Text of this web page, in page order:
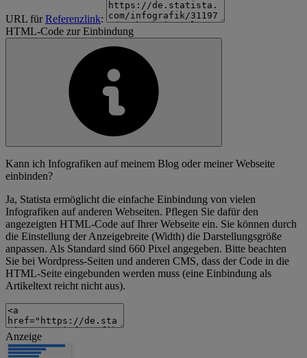
URL fürReferenzlink:
HTML-Code zur Einbindung
Kann ich Infografiken auf meinem Blog oder meiner Webseite
einbinden?
Ja, Statista ermöglicht die einfache Einbindung von vielen
Infografiken auf anderen Webseiten. Pflegen Sie dafür den
angezeigten HTML-Code auf Ihrer Webseite ein. Sie können durch
die Einstellung der Anzeigebreite (Width) die Darstellungsgröße
anpassen. Als Standard sind 660 Pixel angegeben. Bitte beachten
Sie bei Wordpress-Seiten und anderen CMS, dass der Code in die
HTML-Seite eingebunden werden muss (eine Einbindung als
Artikeltext reicht nicht aus).
Anzeige